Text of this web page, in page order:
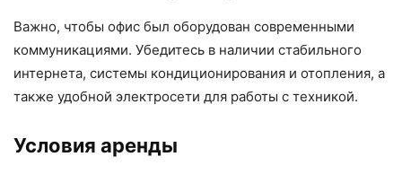
Важно, чтобы офис был оборудован современными
коммуникациями. Убедитесь в наличии стабильного
интернета, системы кондиционирования и отопления, а
также удобной электросети для работы с техникой.
Условия аренды